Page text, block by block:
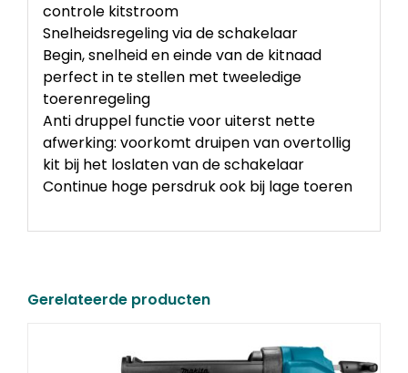
controle kitstroom
Snelheidsregeling via de schakelaar
Begin, snelheid en einde van de kitnaad
perfect in te stellen met tweeledige
toerenregeling
Anti druppel functie voor uiterst nette
afwerking: voorkomt druipen van overtollig
kit bij het loslaten van de schakelaar
Continue hoge persdruk ook bij lage toeren
Gerelateerde producten